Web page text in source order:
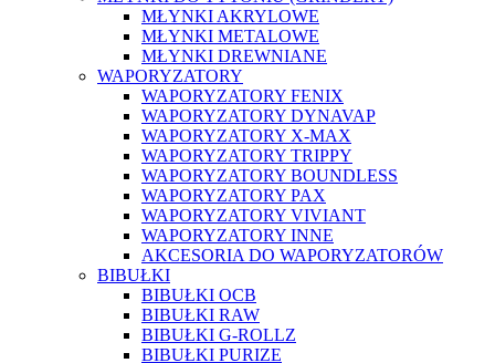
MŁYNKI AKRYLOWE
MŁYNKI METALOWE
MŁYNKI DREWNIANE
WAPORYZATORY
WAPORYZATORY FENIX
WAPORYZATORY DYNAVAP
WAPORYZATORY X-MAX
WAPORYZATORY TRIPPY
WAPORYZATORY BOUNDLESS
WAPORYZATORY PAX
WAPORYZATORY VIVIANT
WAPORYZATORY INNE
AKCESORIA DO WAPORYZATORÓW
BIBUŁKI
BIBUŁKI OCB
BIBUŁKI RAW
BIBUŁKI G-ROLLZ
BIBUŁKI PURIZE